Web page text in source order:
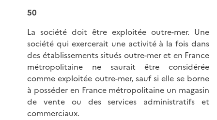
50
La société doit être exploitée outre-mer. Une
société qui exercerait une activité à la fois dans
des établissements situés outre-mer et en France
métropolitaine ne saurait être considérée
comme exploitée outre-mer, sauf si elle se borne
à posséder en France métropolitaine un magasin
de vente ou des services administratifs et
commerciaux.